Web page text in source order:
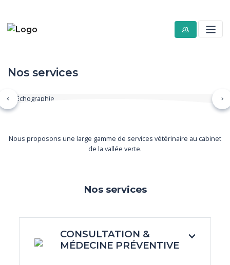
Nos services
Précédent
Nous proposons une large gamme de services vétérinaire au cabinet
de la vallée verte.
Nos services
CONSULTATION &
MÉDECINE PRÉVENTIVE